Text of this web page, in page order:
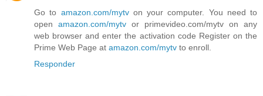
Go to amazon.com/mytvon your computer. You need to
open amazon.com/mytv or primevideo.com/mytv on any
web browser and enter the activation code Register on the
Prime Web Page at amazon.com/mytv to enroll.
Responder